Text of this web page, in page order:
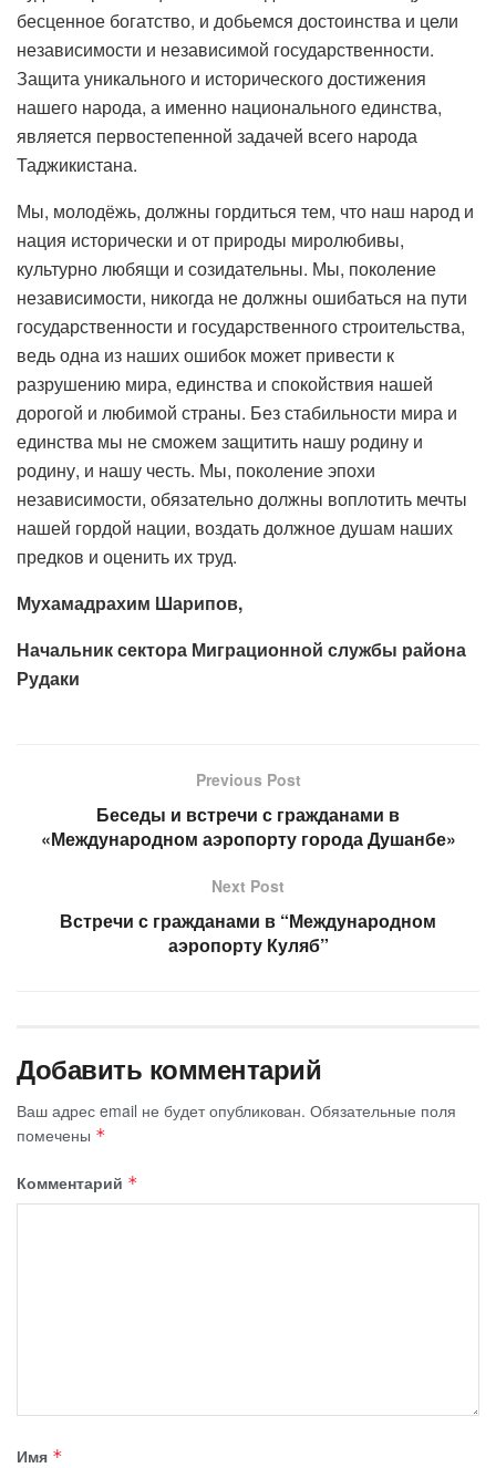
бесценное богатство, и добьемся достоинства и цели
независимости и независимой государственности.
Защита уникального и исторического достижения
нашего народа, а именно национального единства,
является первостепенной задачей всего народа
Таджикистана.
Мы, молодёжь, должны гордиться тем, что наш народ и
нация исторически и от природы миролюбивы,
культурно любящи и созидательны. Мы, поколение
независимости, никогда не должны ошибаться на пути
государственности и государственного строительства,
ведь одна из наших ошибок может привести к
разрушению мира, единства и спокойствия нашей
дорогой и любимой страны. Без стабильности мира и
единства мы не сможем защитить нашу родину и
родину, и нашу честь. Мы, поколение эпохи
независимости, обязательно должны воплотить мечты
нашей гордой нации, воздать должное душам наших
предков и оценить их труд.
Мухамадрахим Шарипов,
Начальник сектора Миграционной службы района
Рудаки
Previous Post
Беседы и встречи с гражданами в
«Международном аэропорту города Душанбе»
Next Post
Встречи с гражданами в “Международном
аэропорту Куляб”
Добавить комментарий
Ваш адрес email не будет опубликован. Обязательные поля
помечены *
Комментарий *
Имя *